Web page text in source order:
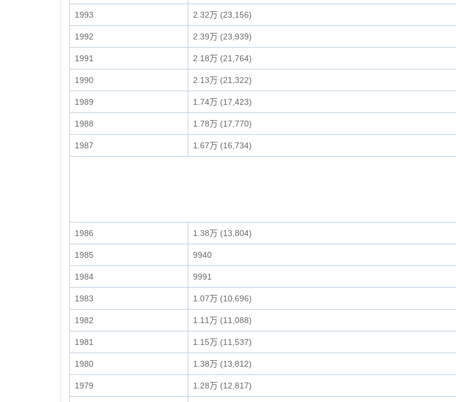
1993 2.32万 (23,156)
1992 2.39万 (23,939)
1991 2.18万 (21,764)
1990 2.13万 (21,322)
1989 1.74万 (17,423)
1988 1.78万 (17,770)
1987 1.67万 (16,734)
1986 1.38万 (13,804)
1985 9940
1984 9991
1983 1.07万 (10,696)
1982 1.11万 (11,088)
1981 1.15万 (11,537)
1980 1.38万 (13,812)
1979 1.28万 (12,817)